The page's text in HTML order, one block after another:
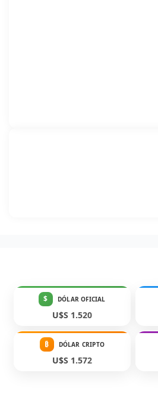
$ DÓLAR OFICIAL
U$S 1.520
₿ DÓLAR CRIPTO
U$S 1.572